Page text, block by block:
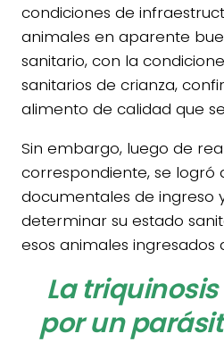
condiciones de
animales en aparente
sanitario, con la
sanitarios de crianza,
alimento de calidad que
Sin embargo, luego de
correspondiente, se logró
documentales de ingreso
determinar su estado
esos animales ingresados
La
por un